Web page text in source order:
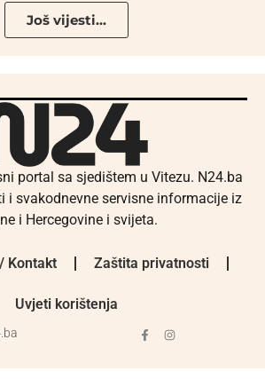
Još vijesti...
portal sa sjedištem u Vitezu. N24.ba
i svakodnevne servisne informacije iz
i Hercegovine i svijeta.
Kontakt Zaštita privatnosti
Uvjeti korištenja